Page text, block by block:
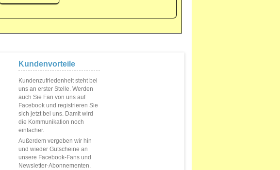
Kundenvorteile
Kundenzufriedenheit steht bei
uns an erster Stelle. Werden
auch Sie Fan von uns auf
Facebook und registrieren Sie
sich jetzt bei uns. Damit wird
die Kommunikation noch
einfacher.
Außerdem vergeben wir hin
und wieder Gutscheine an
unsere Facebook-Fans und
Newsletter-Abonnementen.